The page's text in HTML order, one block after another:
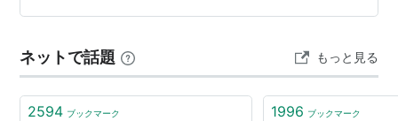
て別人と知るシーンが上手い 観てる方にも困惑が伝わっ
紙」を含め、犯罪抑止の根っこで皆んなに見てもらいた
いと思った まぁ犯罪を犯す人はそんなの届かないか？ ・
妻夫木が眞…
ネットで話題 もっと見る
2594 ブックマーク 1996 ブックマーク